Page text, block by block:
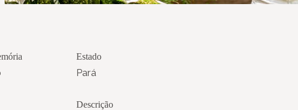
Estado
Pará
Descrição